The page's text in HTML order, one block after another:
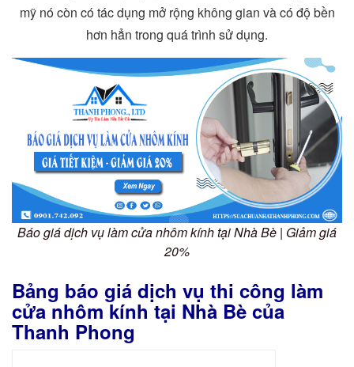
mỹ nó còn có tác dụng mở rộng không gian và có độ bền
hơn hẳn trong quá trình sử dụng.
Báo giá dịch vụ làm cửa nhôm kính tại Nhà Bè | Giảm giá
20%
Bảng báo giá dịch vụ thi công làm
cửa nhôm kính tại Nhà Bè của
Thanh Phong